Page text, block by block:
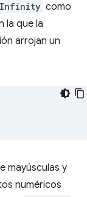
Infinity como
la que la
arrojan un
mayúsculas y
numéricos